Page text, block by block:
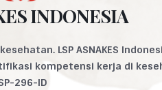
INDONESIA
LSP ASNAKES
kompetensi kerja di
296-ID